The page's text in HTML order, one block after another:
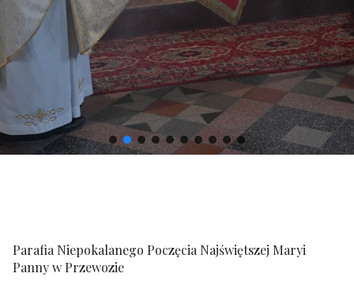
Parafia Niepokalanego Poczęcia Najświętszej Maryi
Panny w Przewozie